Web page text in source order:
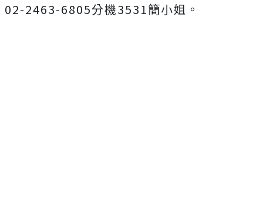
02-2463-6805分機3531簡小姐。